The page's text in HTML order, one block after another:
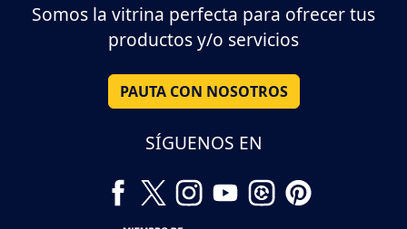
Somos la vitrina perfecta para ofrecer tus
productos y/o servicios
PAUTA CON NOSOTROS
SÍGUENOS EN